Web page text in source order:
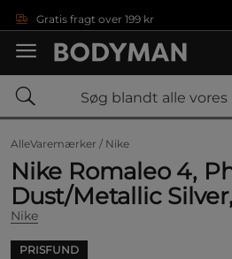
Gratis fragt over 199 kr
AlleVaremærker / Nike
Nike Romaleo 4,
Dust/Metallic
Nike
PRISFUND